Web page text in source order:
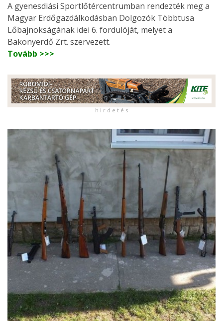
A gyenesdiási Sportlőtércentrumban rendezték meg a
Magyar Erdőgazdálkodásban Dolgozók Többtusa
Lőbajnokságának idei 6. fordulóját, melyet a
Bakonyerdő Zrt. szervezett.
Tovább >>>
h i r d e t é s